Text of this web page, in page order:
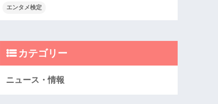
エンタメ検定
カテゴリー
ニュース・情報